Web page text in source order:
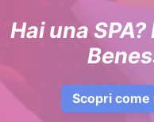
Hai una
Scopri come